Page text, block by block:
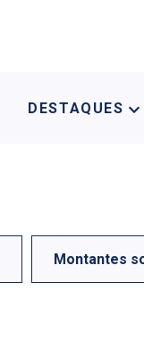
DESTAQUES
Montantes